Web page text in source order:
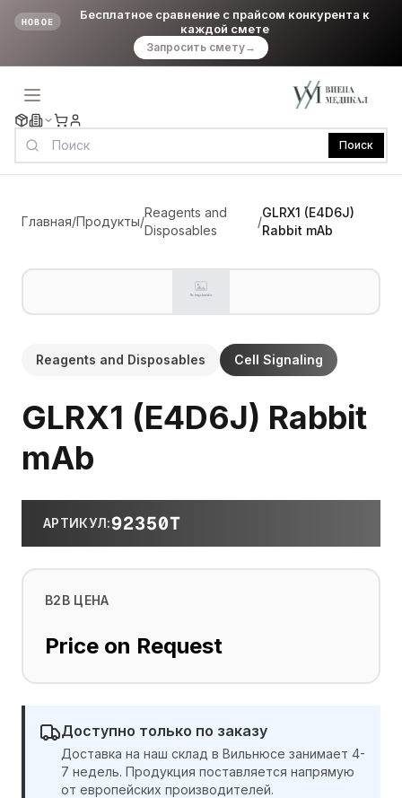
НОВОЕ
Бесплатное сравнение с прайсом конкурента к
каждой смете
Запросить смету→
Поиск
Главная/Продукты/
Reagents and
Disposables
/
GLRX1 (E4D6J)
Rabbit mAb
Reagents and Disposables Cell Signaling
GLRX1 (E4D6J) Rabbit
mAb
АРТИКУЛ:92350T
B2B ЦЕНА
Price on Request
Доступно только по заказу
Доставка на наш склад в Вильнюсе занимает 4-
7 недель. Продукция поставляется напрямую
от европейских производителей.